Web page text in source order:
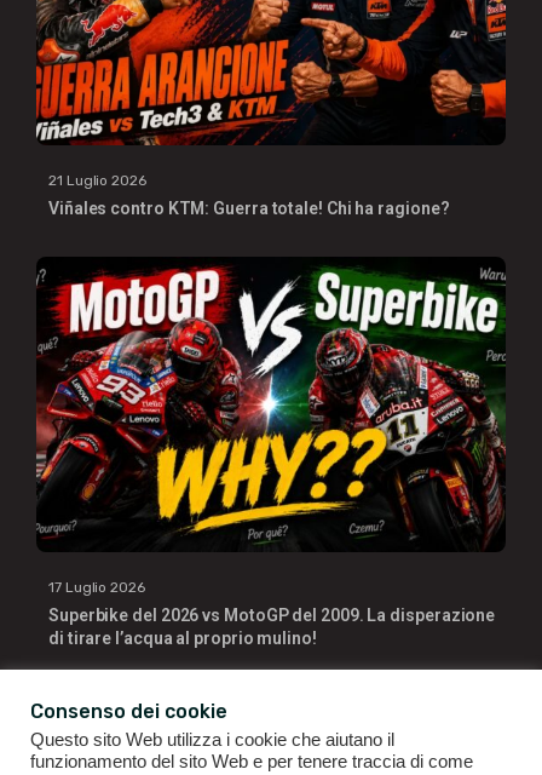
21 Luglio 2026
Viñales contro KTM: Guerra totale! Chi ha ragione?
17 Luglio 2026
Superbike del 2026 vs MotoGP del 2009. La disperazione
di tirare l’acqua al proprio mulino!
Consenso dei cookie
Questo sito Web utilizza i cookie che aiutano il
funzionamento del sito Web e per tenere traccia di come